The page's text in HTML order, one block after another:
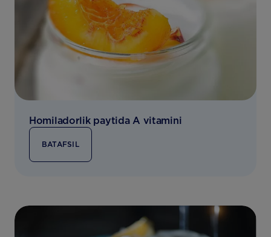
Homiladorlik paytida A vitamini
BATAFSIL